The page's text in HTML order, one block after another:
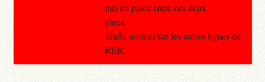
mis en place entre ces deux
gares.
Trafic normal sur les autres lignes de
RER.